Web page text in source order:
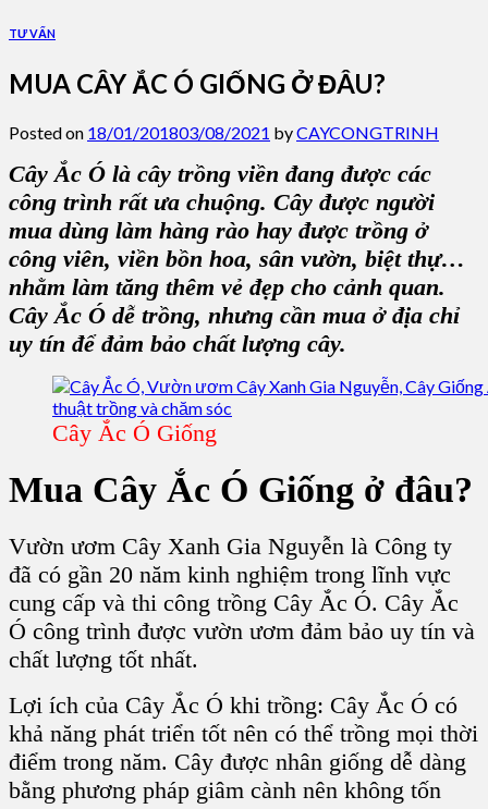
TƯ VẤN
MUA CÂY ẮC Ó GIỐNG Ở ĐÂU?
Posted on 18/01/201803/08/2021 byCAYCONGTRINH
Cây Ắc Ó là cây trồng viền đang được các
công trình rất ưa chuộng. Cây được người
mua dùng làm hàng rào hay được trồng ở
công viên, viền bồn hoa, sân vườn, biệt thự…
nhằm làm tăng thêm vẻ đẹp cho cảnh quan.
Cây Ắc Ó dễ trồng, nhưng cần mua ở địa chỉ
uy tín để đảm bảo chất lượng cây.
Cây Ắc Ó Giống
Mua Cây Ắc Ó Giống ở đâu?
Vườn ươm Cây Xanh Gia Nguyễn là Công ty
đã có gần 20 năm kinh nghiệm trong lĩnh vực
cung cấp và thi công trồng Cây Ắc Ó. Cây Ắc
Ó công trình được vườn ươm đảm bảo uy tín và
chất lượng tốt nhất.
Lợi ích của Cây Ắc Ó khi trồng: Cây Ắc Ó có
khả năng phát triển tốt nên có thể trồng mọi thời
điểm trong năm. Cây được nhân giống dễ dàng
bằng phương pháp giâm cành nên không tốn